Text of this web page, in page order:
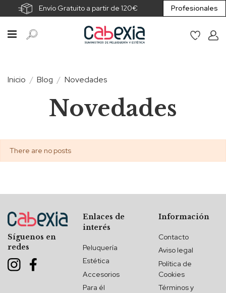
Envío Gratuito a partir de 120€ Profesionales
Inicio Blog Novedades
Novedades
There are no posts
Síguenos en
redes
Enlaces de
interés
Peluquería
Estética
Accesorios
Para él
Información
Contacto
Aviso legal
Política de
Cookies
Términos y